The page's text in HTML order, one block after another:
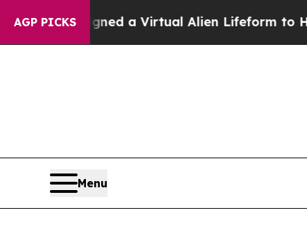
AGP PICKS
Designed a Virtual Alien Lifeform to Hunt
Menu